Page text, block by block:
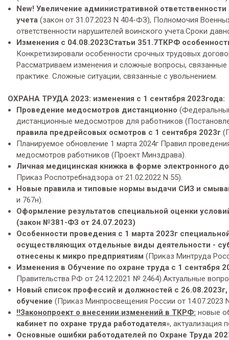
New! Увеличение административной
учета (закон от 31.07.2023 N 404-ФЗ), Полномочия
ответственности нарушителей воинского учета.Сроки
Изменения с 04.08.2023Статьи 351.7ТКРФ
Конкретизировали особенности срочных трудовых
Рассматриваем изменения и сложные вопросы,
практике. Сложные ситуации, связанные с увольнением.
ОХРАНА ТРУДА 2023: изменения с 1 сентября 2023года:
Проведение медосмотров дистанционно
дистанционные медосмотров для работников
правила предрейсовых осмотров с 1 сентября 2023г
Планируемое обновление 1 марта 2024г Правил
медосмотров работников (Проект Минздрава).
Личная медицинская книжка в форме электронного
Приказ Роспотребнадзора от 21.02.2022 N 55).
Новые правила и типовые нормы выдачи СИЗ и
и 767н).
Оформление результатов специальной оценки
(закон №381-ФЗ от 24.07.2023)
Особенности проведения с 1 марта 2023г
осуществляющих отдельные виды деятельности -
отнесены к микро предприятиям (Приказ Минтруда
Изменения в Обучение по охране труда с 1 сентября
Правительства РФ от 24.12.2021 № 2464).Актуальные
Новый список профессий и должностей с
обучение (Приказ Минпросвещения России от 14.07.2023
!!Законопроект о внесении изменений в ТКРФ: новые
кабинет по охране труда работодателя», актуализация
Основные ошибки работодателей по Охране Труда